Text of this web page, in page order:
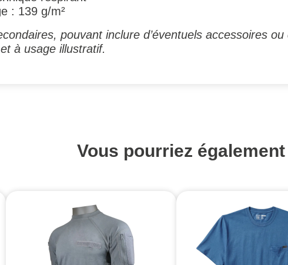
: 139 g/m²
pouvant inclure d’éventuels accessoires
à usage illustratif.
Vous pourriez également